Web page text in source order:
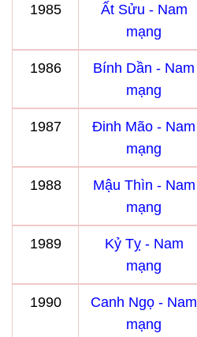
1985
Ất Sửu - Nam
mạng
1986
Bính Dần - Nam
mạng
1987
Đinh Mão - Nam
mạng
1988
Mậu Thìn - Nam
mạng
1989
Kỷ Tỵ - Nam
mạng
1990
Canh Ngọ - Nam
mạng